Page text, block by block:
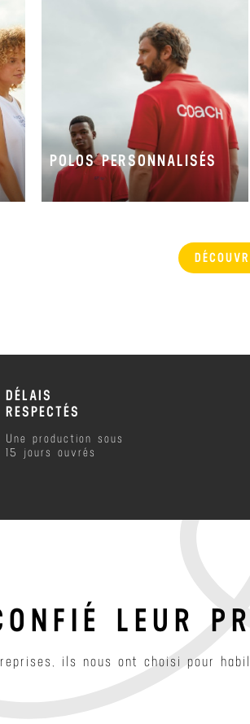
POLOS PERSONNALISÉS
DÉLAIS
RESPECTÉS
Une production sous
15 jours ouvrés
LEUR
ils nous ont choisi pour